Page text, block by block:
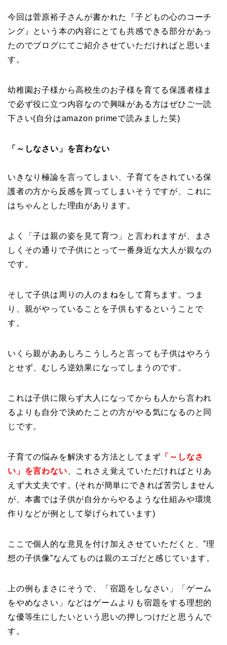
今回は菅原裕子さんが書かれた『子どもの心のコーチ
ング』という本の内容にとても共感できる部分があっ
たのでブログにてご紹介させていただければと思いま
す。
幼稚園お子様から高校生のお子様を育てる保護者様ま
で必ず役に立つ内容なので興味がある方はぜひご一読
下さい(自分はamazon primeで読みました笑)
「～しなさい」を言わない
いきなり極論を言ってしまい、子育てをされている保
護者の方から反感を買ってしまいそうですが、これに
はちゃんとした理由があります。
よく「子は親の姿を見て育つ」と言われますが、まさ
しくその通りで子供にとって一番身近な大人が親なの
です。
そして子供は周りの人のまねをして育ちます。つま
り、親がやっていることを子供もするということで
す。
いくら親がああしろこうしろと言っても子供はやろう
とせず、むしろ逆効果になってしまうのです。
これは子供に限らず大人になってからも人から言われ
るよりも自分で決めたことの方がやる気になるのと同
じです。
子育ての悩みを解決する方法としてまず 「～しなさ
い」を言わない 、これさえ覚えていただければとりあ
えず大丈夫です。(それが簡単にできれば苦労しません
が、本書では子供が自分からやるような仕組みや環境
作りなどが例として挙げられています)
ここで個人的な意見を付け加えさせていただくと、”理
想の子供像”なんてものは親のエゴだと感じています。
上の例もまさにそうで、「宿題をしなさい」「ゲーム
をやめなさい」などはゲームよりも宿題をする理想的
な優等生にしたいという思いの押しつけだと思うんで
す。